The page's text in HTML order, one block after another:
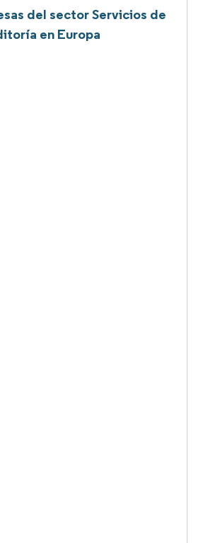
del sector Servicios de
en Europa